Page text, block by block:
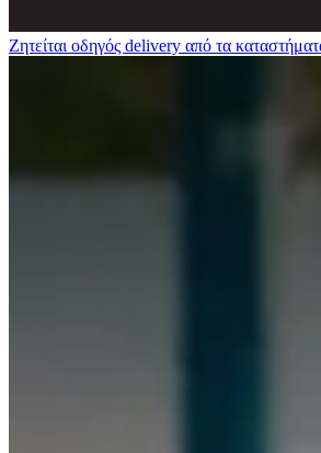
Ζητείται οδηγός delivery από τα